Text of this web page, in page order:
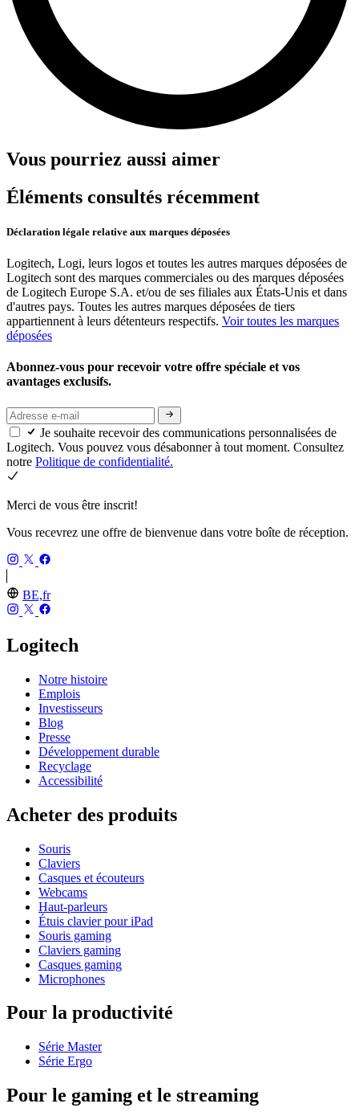
Vous pourriez aussi aimer
Éléments consultés récemment
Déclaration légale relative aux marques déposées
Logitech, Logi, leurs logos et toutes les autres marques déposées de
Logitech sont des marques commerciales ou des marques déposées
de Logitech Europe S.A. et/ou de ses filiales aux États-Unis et dans
d'autres pays. Toutes les autres marques déposées de tiers
appartiennent à leurs détenteurs respectifs. Voir toutes les marques
déposées
Abonnez-vous pour recevoir votre offre spéciale et vos
avantages exclusifs.
Je souhaite recevoir des communications personnalisées de
Logitech. Vous pouvez vous désabonner à tout moment. Consultez
notre Politique de confidentialité.
Merci de vous être inscrit!
Vous recevrez une offre de bienvenue dans votre boîte de réception.
BE,fr
Logitech
Notre histoire
Emplois
Investisseurs
Blog
Presse
Développement durable
Recyclage
Accessibilité
Acheter des produits
Souris
Claviers
Casques et écouteurs
Webcams
Haut-parleurs
Étuis clavier pour iPad
Souris gaming
Claviers gaming
Casques gaming
Microphones
Pour la productivité
Série Master
Série Ergo
Pour le gaming et le streaming